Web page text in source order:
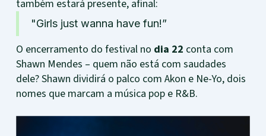
também estará presente, afinal:
"Girls just wanna have fun!”
O encerramento do festival no dia 22 conta com
Shawn Mendes – quem não está com saudades
dele? Shawn dividirá o palco com Akon e Ne-Yo, dois
nomes que marcam a música pop e R&B.